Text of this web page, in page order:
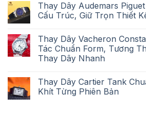
Thay Dây Audemars
Cấu Trúc, Giữ Trọn Thiết
Thay Dây Vacheron
Tác Chuẩn Form, Tương
Thay Dây Nhanh
Thay Dây Cartier Tank
Khít Từng Phiên Bản